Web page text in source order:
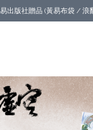
出版社贈品 (黃易布袋 / 浪